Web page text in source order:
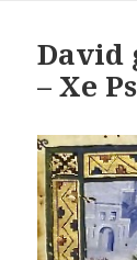
David
– Xe